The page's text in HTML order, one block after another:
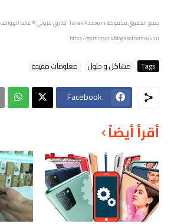
جميع الحقوق محفوظةTarek Azzouni طارق عزوني
© عالم الهواتف
الذكيةhttps://gsminsark.blogspot.com
Tags مشاكل و حلول معلومات مفيدة
Facebook
أقرأ أيضاً